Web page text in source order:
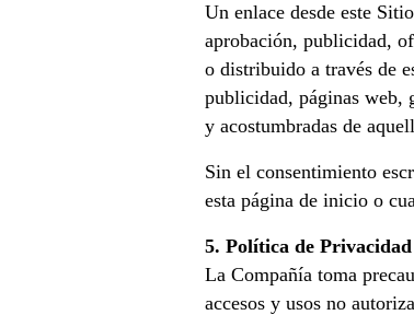
Un enlace desde este
aprobación, publicidad,
o distribuido a través de
publicidad, páginas web,
y acostumbradas de
Sin el consentimiento
esta página de inicio o
5. Política de Privacidad
La Compañía toma
accesos y usos no